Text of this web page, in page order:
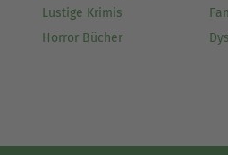
Lustige Krimis
Horror Bücher